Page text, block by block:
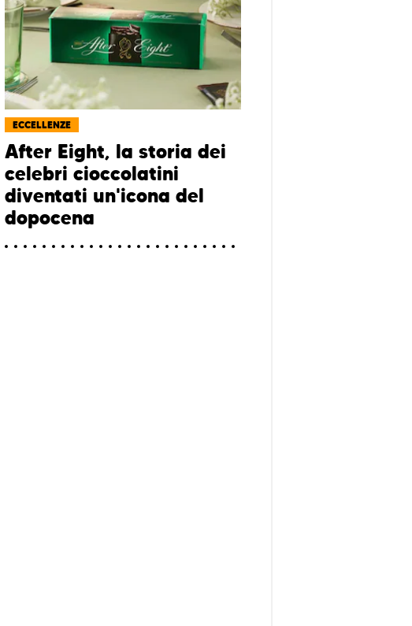
ECCELLENZE
After Eight, la storia dei
celebri cioccolatini
diventati un'icona del
dopocena